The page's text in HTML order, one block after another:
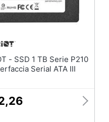
P210
Serial ATA III